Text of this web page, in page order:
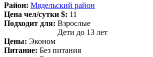
Район: Мядельский район
Цена чел/сутки $: 11
Подходит для: Взрослые
Дети до 13 лет
Цены: Эконом
Питание: Без питания